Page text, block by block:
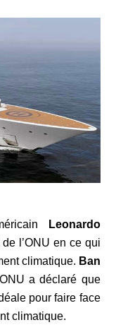
Leonardo
l’ONU en ce qui
climatique. Ban
a déclaré que
pour faire face
climatique.